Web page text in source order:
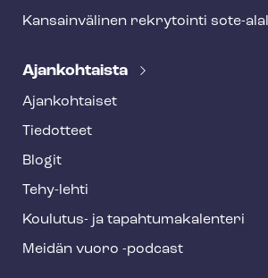
Kansainvälinen rekrytointi sote-
Ajankohtaista
Ajankohtaiset
Tiedotteet
Blogit
Tehy-lehti
Koulutus- ja ta­pah­tu­ma­ka­len­te­ri
Meidän vuoro -podcast